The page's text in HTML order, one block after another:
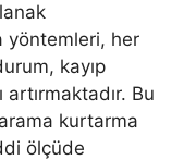
yöntemleri, her
kayıp
artırmaktadır. Bu
kurtarma
ölçüde